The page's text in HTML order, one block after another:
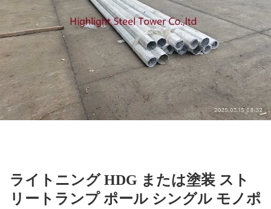
ライトニング HDG または塗装 スト
リートランプ ポール シングル モノポ